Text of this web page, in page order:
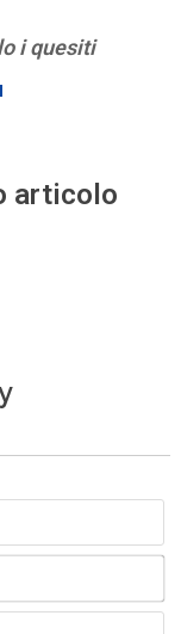
i quesiti
articolo